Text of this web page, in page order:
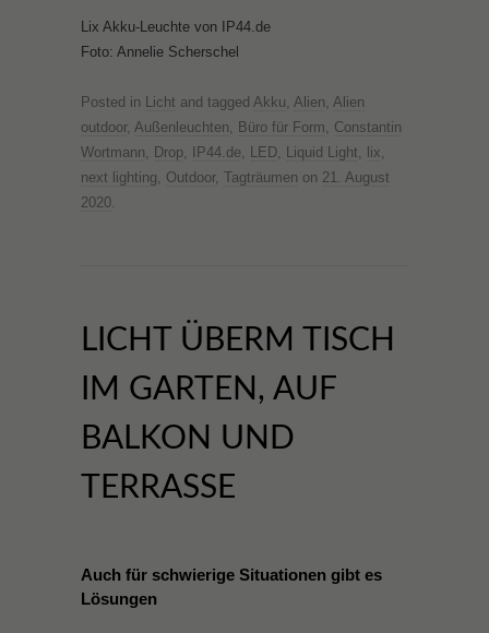
Lix Akku-Leuchte von IP44.de
Foto: Annelie Scherschel
Posted in Licht and tagged Akku Alien Alien
outdoor, Außenleuchten Büro für Form
Constantin
Wortmann
Drop IP44.de LED Liquid Light lix
next lighting
Outdoor, Tagträumen on 21. August
2020
LICHT ÜBERM TISCH
IM GARTEN, AUF
BALKON UND
TERRASSE
Auch für schwierige Situationen gibt es
Lösungen